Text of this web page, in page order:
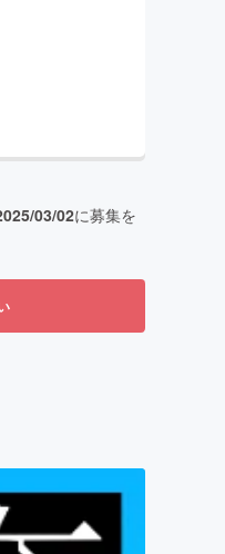
03/02に募集を